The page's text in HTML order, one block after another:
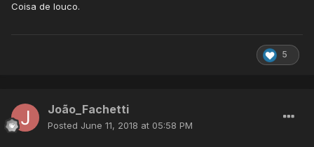
Coisa de louco.
5
João_Fachetti
Posted June 11, 2018 at 05:58 PM